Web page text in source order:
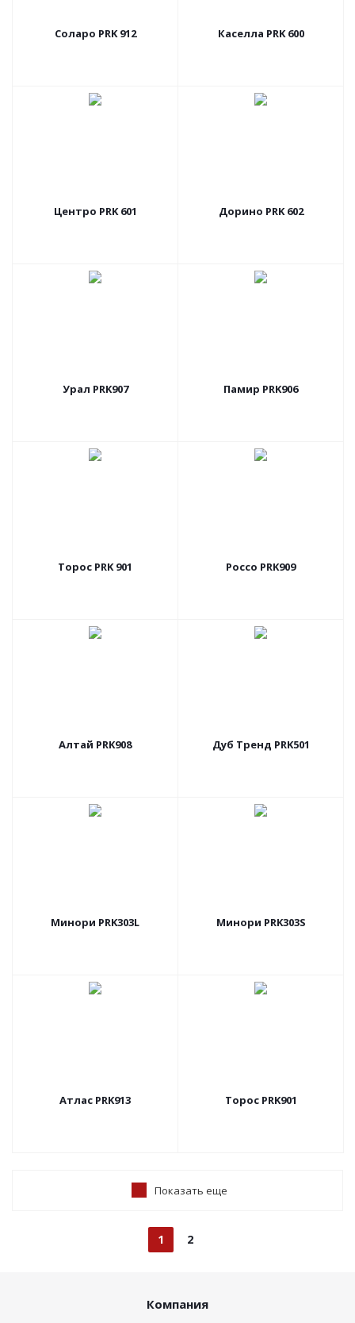
Соларо PRK 912 Каселла PRK 600
Центро PRK 601 Дорино PRK 602
Урал PRK907 Памир PRK906
Торос PRK 901 Россо PRK909
Алтай PRK908 Дуб Тренд PRK501
Минори PRK303L Минори PRK303S
Атлас PRK913 Торос PRK901
Показать еще
1 2
Компания